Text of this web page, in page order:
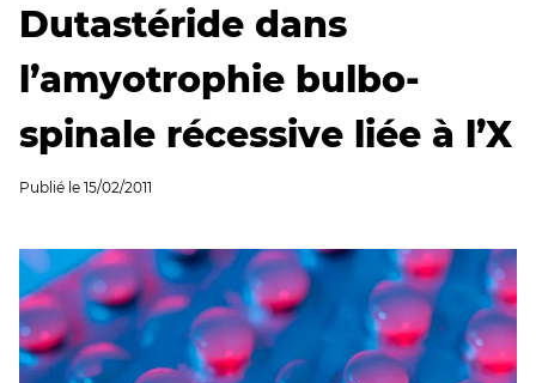
Dutastéride dans
l’amyotrophie bulbo-
spinale récessive liée à l’X
Publié le 15/02/2011